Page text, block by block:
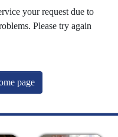
your request due to
Please try again
page